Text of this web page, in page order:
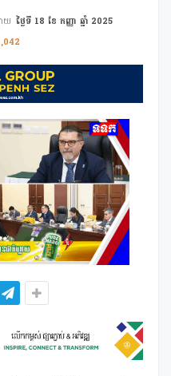
យ ថ្ងៃទី 18 ខែ កញ្ញា ឆ្នាំ 2025